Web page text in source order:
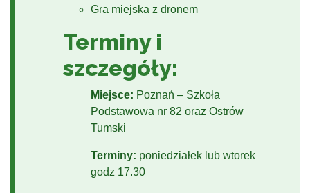
Gra miejska z dronem
Terminy i
szczegóły:
Miejsce: Poznań – Szkoła
Podstawowa nr 82 oraz Ostrów
Tumski
Terminy: poniedziałek lub wtorek
godz 17.30